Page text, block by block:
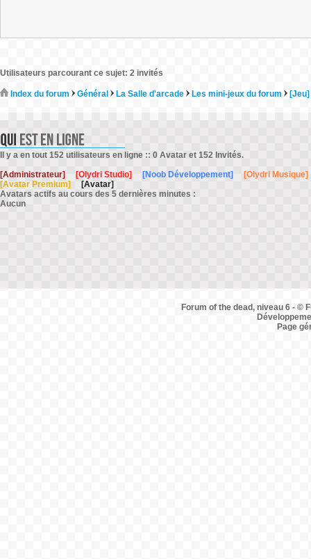
Utilisateurs parcourant ce sujet: 2 invités
Index du forum Général La Salle d'arcade Les mini-jeux du forum
Il y a en tout 152 utilisateurs en ligne :: 0 Avatar et 152 Invités.
[Administrateur]
[Olydri Studio] [Noob Développement]
[Olydri Musique]
[Avatar Premium]
[Avatar]
Avatars actifs au cours des 5 dernières minutes :
Aucun
Forum of the dead, niveau 6 - ©
Page